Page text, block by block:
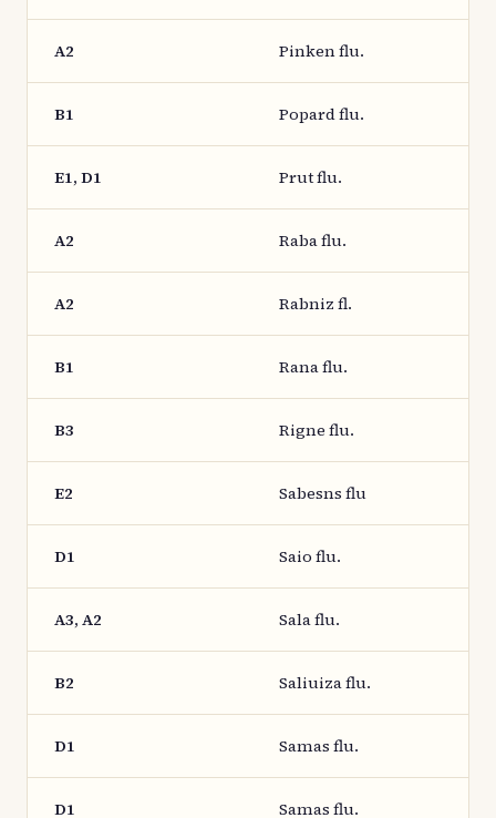
A2 Pinken flu.
B1 Popard flu.
E1, D1 Prut flu.
A2 Raba flu.
A2 Rabniz fl.
B1 Rana flu.
B3 Rigne flu.
E2 Sabesns flu
D1 Saio flu.
A3, A2 Sala flu.
B2 Saliuiza flu.
D1 Samas flu.
D1 Samas flu.